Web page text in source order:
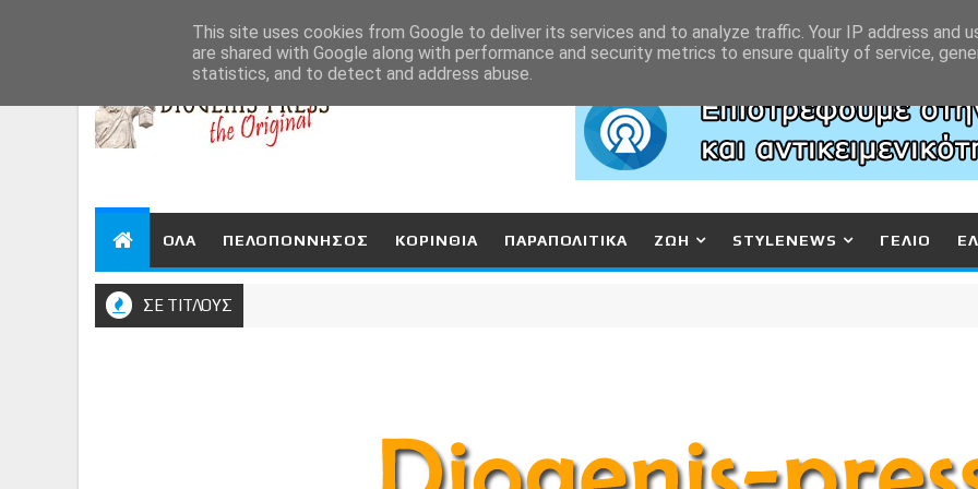
ΟΛΑ ΠΕΛΟΠΟΝΝΗΣΟΣ ΚΟΡΙΝΘΙΑ ΠΑΡΑΠΟΛΙΤΙΚΑ ΖΩΗ STYLENEWS ΓΕΛΙΟ
ΣΕ ΤΙΤΛΟΥΣ
This site uses cookies from Google to deliver its services and to analyze traffic. Your IP address and
are shared with Google along with performance and security metrics to ensure quality of service,
statistics, and to detect and address abuse.